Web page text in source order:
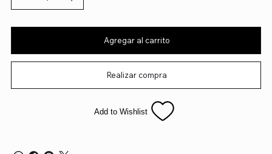
Agregar al carrito
Realizar compra
Add to Wishlist